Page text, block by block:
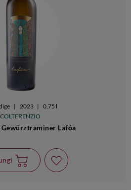
| 2023 | 0,75 l
COLTERENZIO
Lafóa